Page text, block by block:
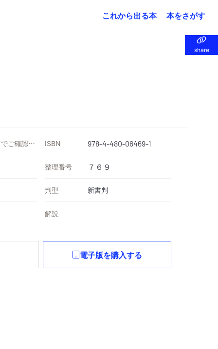
これから出る本 本をさがす
share
share
価格は各ストアでご確認ください ISBN 978-4-480-06469-1
整理番号 ７６９
判型 新書判
解説
電子版を購入する